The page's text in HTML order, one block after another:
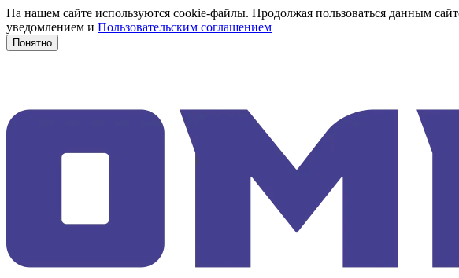
На нашем сайте используются cookie-файлы. Продолжая пользоваться данным
уведомлением и Пользовательским соглашением
Понятно